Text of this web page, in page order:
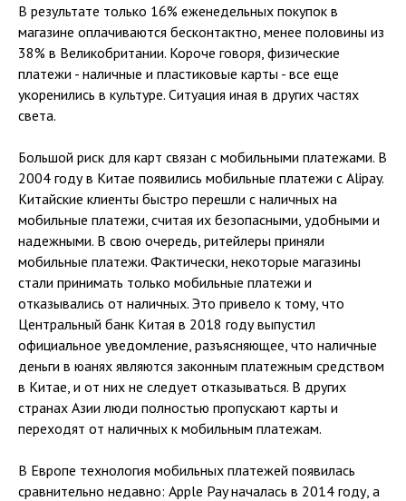
В результате только 16% еженедельных покупок в
магазине оплачиваются бесконтактно, менее половины из
38% в Великобритании. Короче говоря, физические
платежи - наличные и пластиковые карты - все еще
укоренились в культуре. Ситуация иная в других частях
света.
Большой риск для карт связан с мобильными платежами. В
2004 году в Китае появились мобильные платежи с Alipay.
Китайские клиенты быстро перешли с наличных на
мобильные платежи, считая их безопасными, удобными и
надежными. В свою очередь, ритейлеры приняли
мобильные платежи. Фактически, некоторые магазины
стали принимать только мобильные платежи и
отказывались от наличных. Это привело к тому, что
Центральный банк Китая в 2018 году выпустил
официальное уведомление, разъясняющее, что наличные
деньги в юанях являются законным платежным средством
в Китае, и от них не следует отказываться. В других
странах Азии люди полностью пропускают карты и
переходят от наличных к мобильным платежам.
В Европе технология мобильных платежей появилась
сравнительно недавно: Apple Pay началась в 2014 году, а